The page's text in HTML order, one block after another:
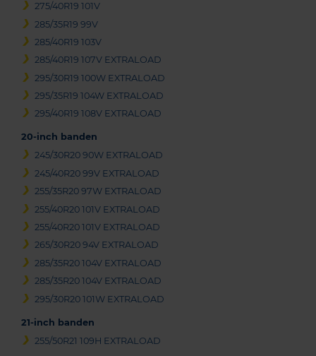
275/40R19 101V
285/35R19 99V
285/40R19 103V
285/40R19 107V EXTRALOAD
295/30R19 100W EXTRALOAD
295/35R19 104W EXTRALOAD
295/40R19 108V EXTRALOAD
20-inch banden
245/30R20 90W EXTRALOAD
245/40R20 99V EXTRALOAD
255/35R20 97W EXTRALOAD
255/40R20 101V EXTRALOAD
255/40R20 101V EXTRALOAD
265/30R20 94V EXTRALOAD
285/35R20 104V EXTRALOAD
285/35R20 104V EXTRALOAD
295/30R20 101W EXTRALOAD
21-inch banden
255/50R21 109H EXTRALOAD